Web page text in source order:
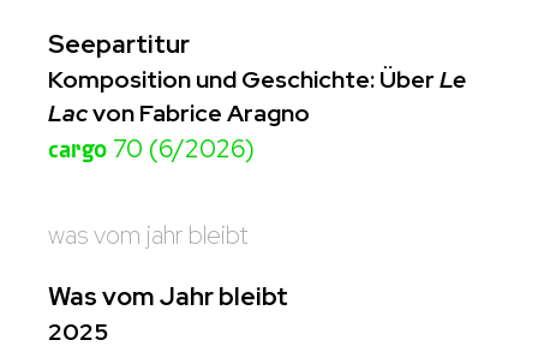
Seepartitur
Komposition und Geschichte: ÜberLe
Lacvon Fabrice Aragno
cargo 70 (6/2026)
was vom jahr bleibt
Was vom Jahr bleibt
2025